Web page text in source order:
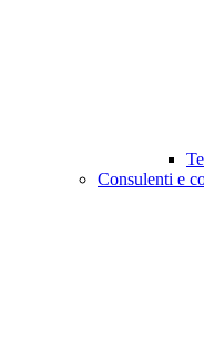
Consulenti e